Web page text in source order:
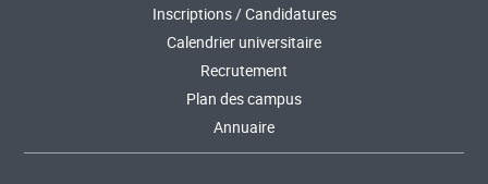
Inscriptions / Candidatures
Calendrier universitaire
Recrutement
Plan des campus
Annuaire